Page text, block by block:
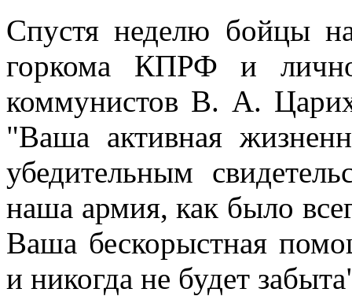
Спустя неделю бойцы
горкома КПРФ и
коммунистов В. А.
"Ваша активная
убедительным
наша армия, как было
Ваша бескорыстная
и никогда не будет